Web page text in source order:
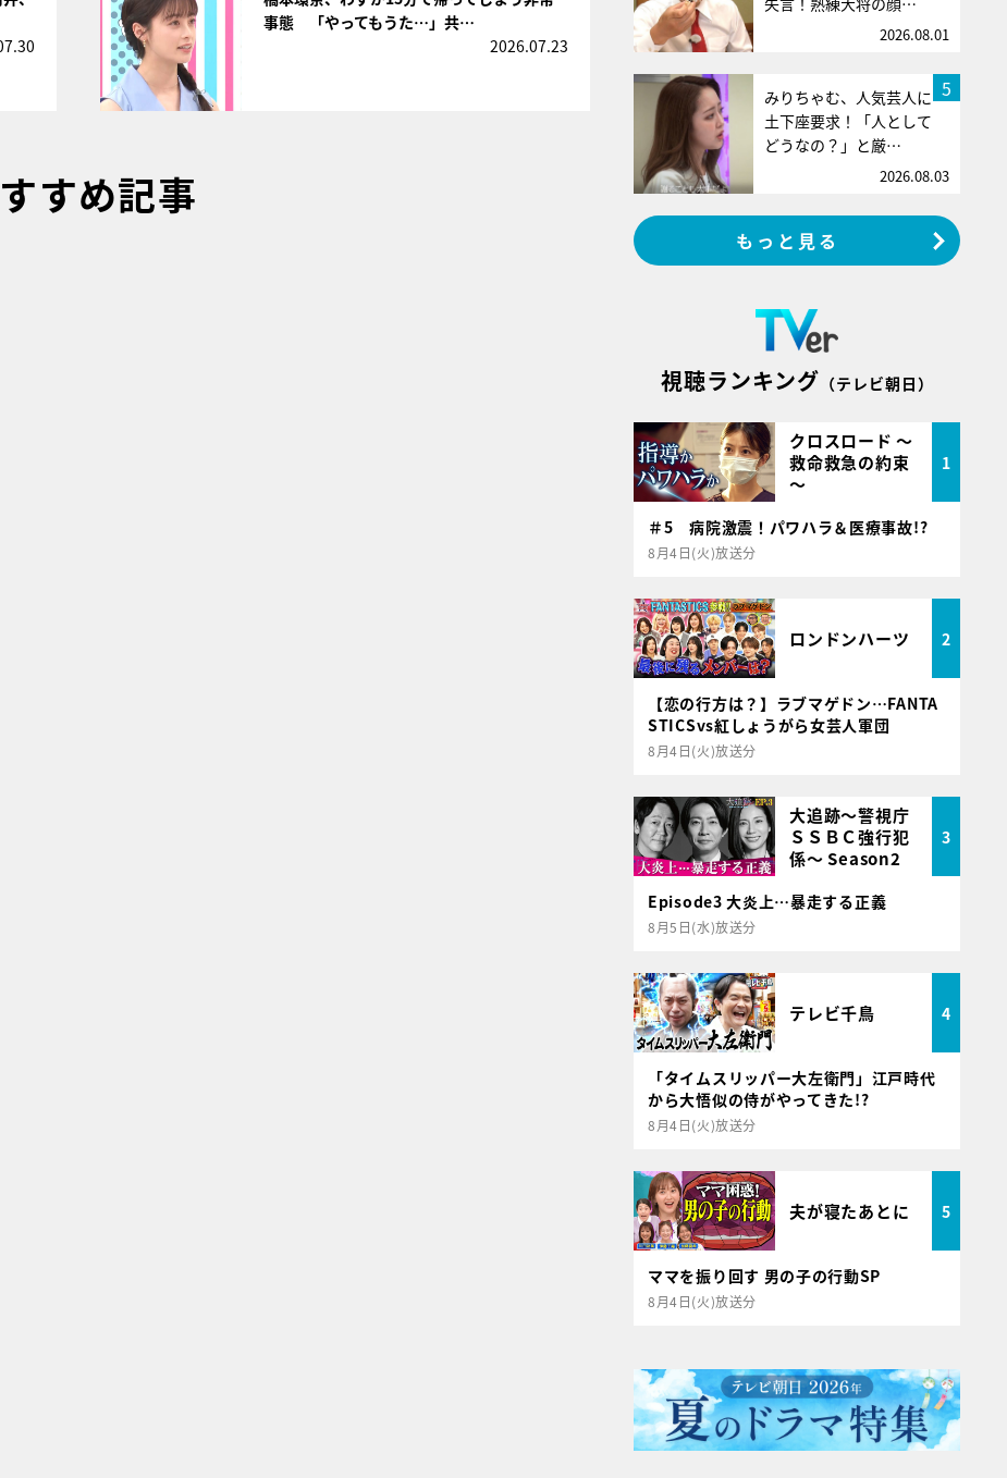
事態 「やってもうた…」共…
2026.07.23
すめ記事
2026.08.01
5
みりちゃむ、人気芸人に
土下座要求！「人として
どうなの？」と厳…
2026.08.03
もっと見る
視聴ランキング （テレビ朝日）
クロスロード ～
救命救急の約束
～
1
＃5 病院激震！パワハラ＆医療事故!?
8月4日(火)放送分
ロンドンハーツ 2
【恋の行方は？】ラブマゲドン…FANTA
STICSvs紅しょうがら女芸人軍団
8月4日(火)放送分
大追跡～警視庁
ＳＳＢＣ強行犯
係～ Season2
3
Episode3 大炎上…暴走する正義
8月5日(水)放送分
テレビ千鳥 4
「タイムスリッパー大左衛門」江戸時代
から大悟似の侍がやってきた!?
8月4日(火)放送分
夫が寝たあとに 5
ママを振り回す 男の子の行動SP
8月4日(火)放送分